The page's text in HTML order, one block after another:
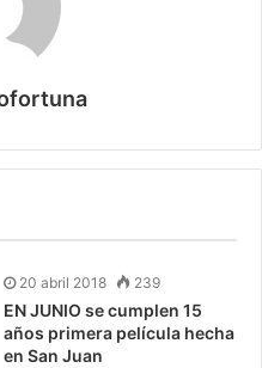
20 abril 2018 239
EN JUNIO se cumplen 15
años primera película hecha
en San Juan